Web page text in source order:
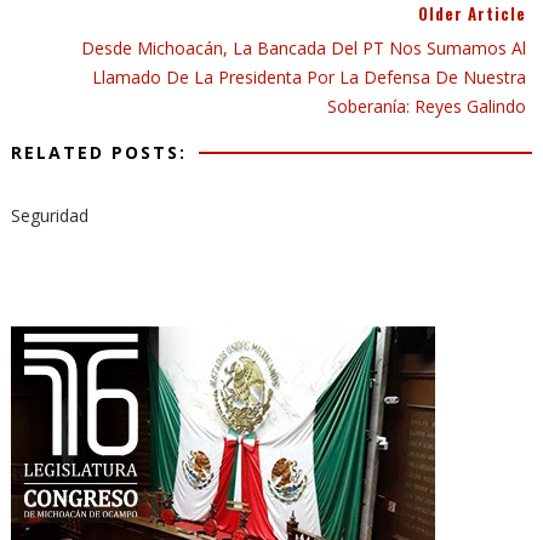
Older Article
Desde Michoacán, La Bancada Del PT Nos Sumamos Al
Llamado De La Presidenta Por La Defensa De Nuestra
Soberanía: Reyes Galindo
RELATED POSTS:
Seguridad